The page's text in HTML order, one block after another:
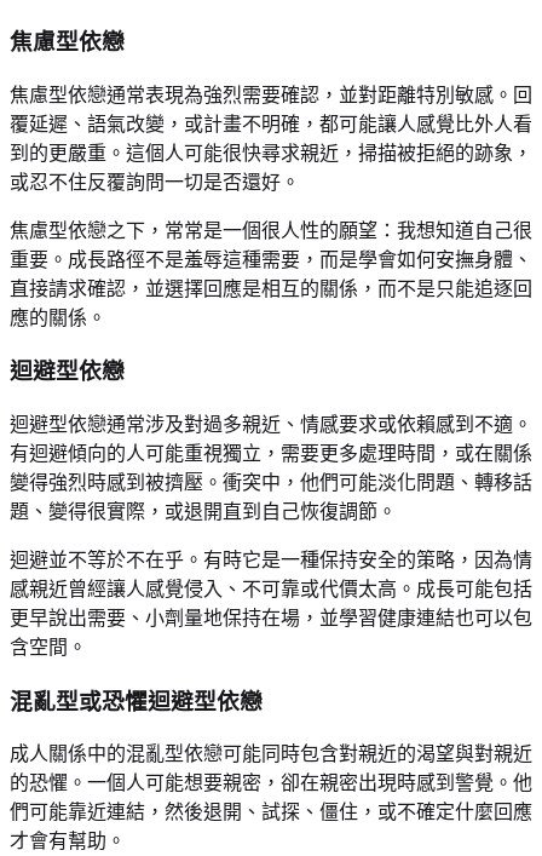
焦慮型依戀
焦慮型依戀通常表現為強烈需要確認，並對距離特別敏感。回
覆延遲、語氣改變，或計畫不明確，都可能讓人感覺比外人看
到的更嚴重。這個人可能很快尋求親近，掃描被拒絕的跡象，
或忍不住反覆詢問一切是否還好。
焦慮型依戀之下，常常是一個很人性的願望：我想知道自己很
重要。成長路徑不是羞辱這種需要，而是學會如何安撫身體、
直接請求確認，並選擇回應是相互的關係，而不是只能追逐回
應的關係。
迴避型依戀
迴避型依戀通常涉及對過多親近、情感要求或依賴感到不適。
有迴避傾向的人可能重視獨立，需要更多處理時間，或在關係
變得強烈時感到被擠壓。衝突中，他們可能淡化問題、轉移話
題、變得很實際，或退開直到自己恢復調節。
迴避並不等於不在乎。有時它是一種保持安全的策略，因為情
感親近曾經讓人感覺侵入、不可靠或代價太高。成長可能包括
更早說出需要、小劑量地保持在場，並學習健康連結也可以包
含空間。
混亂型或恐懼迴避型依戀
成人關係中的混亂型依戀可能同時包含對親近的渴望與對親近
的恐懼。一個人可能想要親密，卻在親密出現時感到警覺。他
們可能靠近連結，然後退開、試探、僵住，或不確定什麼回應
才會有幫助。